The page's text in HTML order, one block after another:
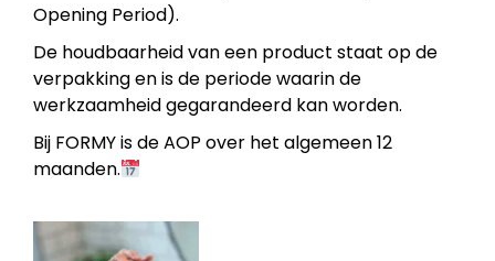
Opening Period).
De houdbaarheid van een product staat op de
verpakking en is de periode waarin de
werkzaamheid gegarandeerd kan worden.
Bij FORMY is de AOP over het algemeen 12
maanden.